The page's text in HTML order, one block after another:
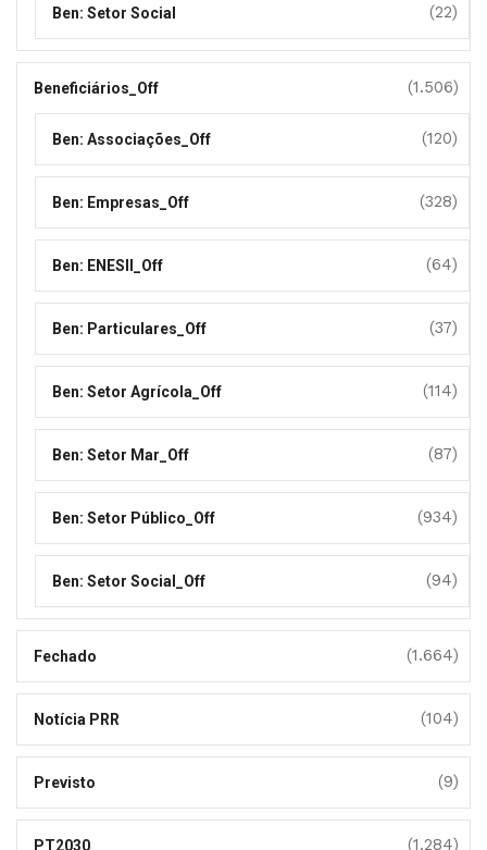
Ben: Setor Social (22)
Beneficiários_Off (1.506)
Ben: Associações_Off (120)
Ben: Empresas_Off (328)
Ben: ENESII_Off (64)
Ben: Particulares_Off (37)
Ben: Setor Agrícola_Off (114)
Ben: Setor Mar_Off (87)
Ben: Setor Público_Off (934)
Ben: Setor Social_Off (94)
Fechado (1.664)
Notícia PRR (104)
Previsto (9)
PT2030 (1.284)